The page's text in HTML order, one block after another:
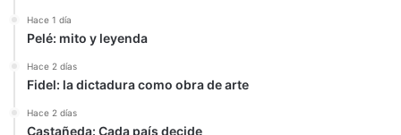
Hace 1 día
Pelé: mito y leyenda
Hace 2 días
Fidel: la dictadura como obra de arte
Hace 2 días
Castañeda: Cada país decide